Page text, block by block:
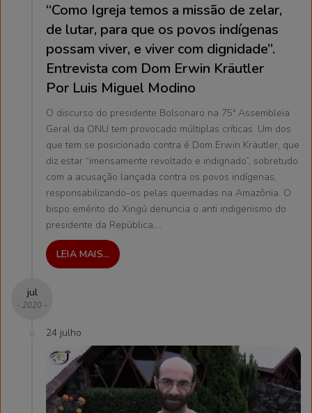
“Como Igreja temos a missão de zelar,
de lutar, para que os povos indígenas
possam viver, e viver com dignidade”.
Entrevista com Dom Erwin Kräutler
Por Luis Miguel Modino
O discurso do presidente Bolsonaro na 75ª Assembleia
Geral da ONU tem provocado múltiplas críticas. Um dos
que tem se posicionado contra é Dom Erwin Kräutler, que
diz estar “imensamente revoltado e indignado”, sobretudo
com a acusação lançada contra os povos indígenas,
responsabilizando-os pelas queimadas na Amazônia. O
bispo emérito do Xingú denuncia o anti indigenismo do
presidente da República,…
LEIA MAIS...
jul
- 2020 -
24 julho